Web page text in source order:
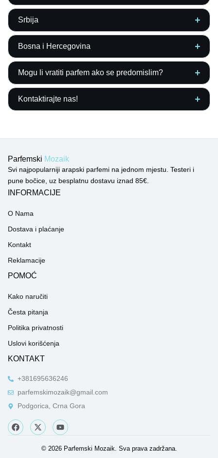
Srbija
Bosna i Hercegovina
Mogu li vratiti parfem ako se predomislim?
Kontaktirajte nas!
Parfemski Mozaik
Svi najpopularniji arapski parfemi na jednom mjestu. Testeri i
pune bočice, uz besplatnu dostavu iznad 85€.
INFORMACIJE
O Nama
Dostava i plaćanje
Kontakt
Reklamacije
POMOĆ
Kako naručiti
Česta pitanja
Politika privatnosti
Uslovi korišćenja
KONTAKT
+381695636246
parfemskimozaik@gmail.com
Podgorica, Crna Gora
F
a
X
-
w
Y
o
t
© 2026 Parfemski Mozaik. Sva prava zadržana.